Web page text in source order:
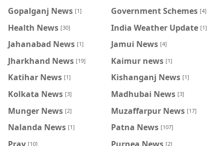
Gopalganj News [1] Government Schemes [4]
Health News [30] India Weather Update [1]
Jahanabad News [1] Jamui News [4]
Jharkhand News [19] Kaimur news [1]
Katihar News [1] Kishanganj News [1]
Kolkata News [3] Madhubai News [3]
Munger News [2] Muzaffarpur News [17]
Nalanda News [1] Patna News [107]
Pray [10] Purnea News [2]